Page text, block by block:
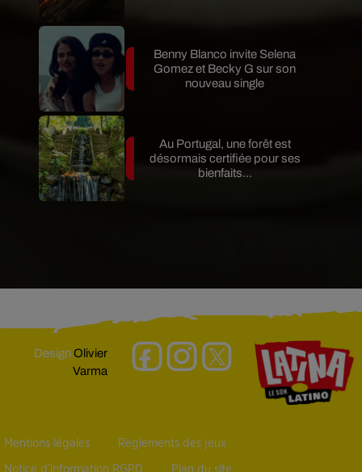
Benny Blanco invite Selena
Gomez et Becky G sur son
nouveau single
Au Portugal, une forêt est
désormais certifiée pour ses
bienfaits...
DesignOlivier
Varma
Mentions légales Règlements des jeux
Notice d’information RGPD Plan du site